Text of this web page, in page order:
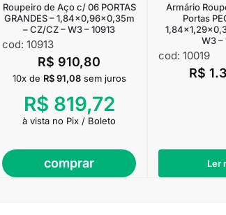
Roupeiro de Aço c/ 06 PORTAS
GRANDES – 1,84×0,96×0,35m
– CZ/CZ – W3 – 10913
cod: 10913
R$ 910,80
comprar
10x de R$91,08 sem juros
R$ 819,72
à vista no Pix / Boleto
Armário
Portas
W3 –
cod: 10019
R$
Ler